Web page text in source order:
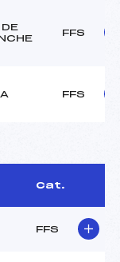
FFS
FFS
Cat.
FFS